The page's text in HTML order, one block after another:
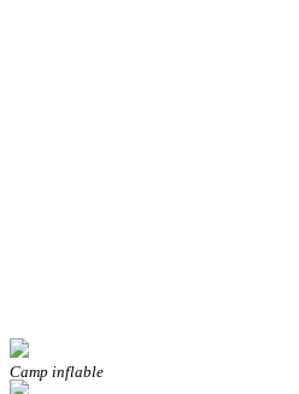
Camp inflable